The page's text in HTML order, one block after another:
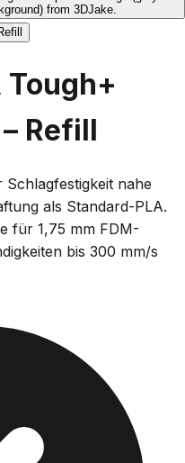
Tough+
Refill
Schlagfestigkeit nahe
als Standard-PLA.
für 1,75 mm FDM-
bis 300 mm/s